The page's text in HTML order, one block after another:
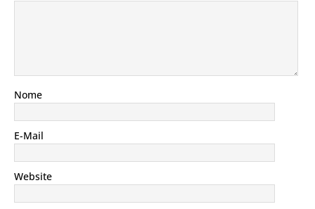
Nome
E-Mail
Website